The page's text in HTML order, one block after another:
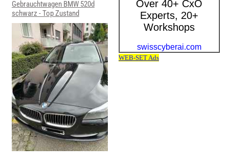
Gebrauchtwagen BMW 520d
schwarz - Top Zustand